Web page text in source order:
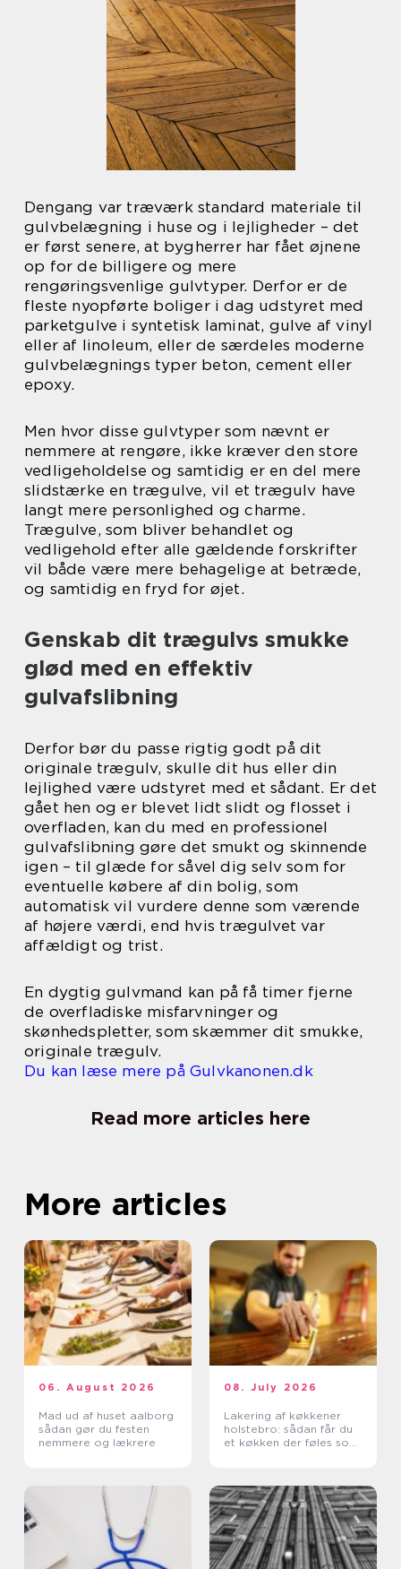
Dengang var træværk standard materiale til
gulvbelægning i huse og i lejligheder – det
er først senere, at bygherrer har fået øjnene
op for de billigere og mere
rengøringsvenlige gulvtyper. Derfor er de
fleste nyopførte boliger i dag udstyret med
parketgulve i syntetisk laminat, gulve af vinyl
eller af linoleum, eller de særdeles moderne
gulvbelægnings typer beton, cement eller
epoxy.
Men hvor disse gulvtyper som nævnt er
nemmere at rengøre, ikke kræver den store
vedligeholdelse og samtidig er en del mere
slidstærke en trægulve, vil et trægulv have
langt mere personlighed og charme.
Trægulve, som bliver behandlet og
vedligehold efter alle gældende forskrifter
vil både være mere behagelige at betræde,
og samtidig en fryd for øjet.
Genskab dit trægulvs smukke
glød med en effektiv
gulvafslibning
Derfor bør du passe rigtig godt på dit
originale trægulv, skulle dit hus eller din
lejlighed være udstyret med et sådant. Er det
gået hen og er blevet lidt slidt og flosset i
overfladen, kan du med en professionel
gulvafslibning gøre det smukt og skinnende
igen – til glæde for såvel dig selv som for
eventuelle købere af din bolig, som
automatisk vil vurdere denne som værende
af højere værdi, end hvis trægulvet var
affældigt og trist.
En dygtig gulvmand kan på få timer fjerne
de overfladiske misfarvninger og
skønhedspletter, som skæmmer dit smukke,
originale trægulv.
Du kan læse mere på Gulvkanonen.dk
Read more articles here
More articles
06. August 2026
Mad ud af huset aalborg
sådan gør du festen
nemmere og lækrere
08. July 2026
Lakering af køkkener
holstebro: sådan får du
et køkken der føles som